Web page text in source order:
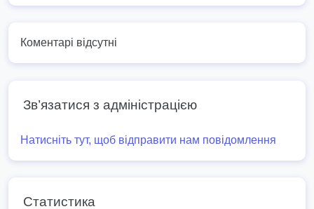
Коментарі відсутні
Зв’язатися з адміністрацією
Натисніть тут, щоб відправити нам повідомлення
Статистика